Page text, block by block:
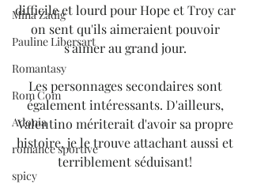
Mina Zadig
Pauline Libersart
Romantasy
Rom Com
Adonia
romance sportive
spicy
difficile et lourd pour Hope et Troy car
on sent qu'ils aimeraient pouvoir
s'aimer au grand jour.
Les personnages secondaires sont
également intéressants. D'ailleurs,
Valentino mériterait d'avoir sa propre
histoire, je le trouve attachant aussi et
terriblement séduisant!